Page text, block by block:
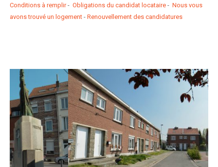
Conditions à remplir- Obligations du candidat locataire - Nous vous
avons trouvé un logement - Renouvellement des candidatures